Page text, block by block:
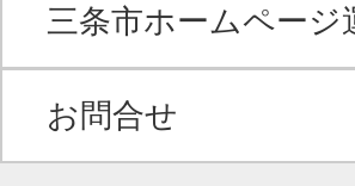
三条市ホームページ
お問合せ